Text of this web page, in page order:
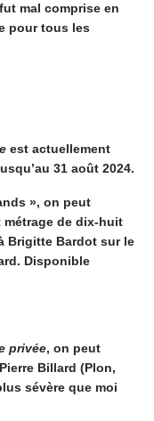
mal comprise en
pour tous les
est actuellement
31 août 2024.
», on peut
métrage de dix-huit
Brigitte Bardot sur le
Disponible
privée, on peut
Billard (Plon,
sévère que moi